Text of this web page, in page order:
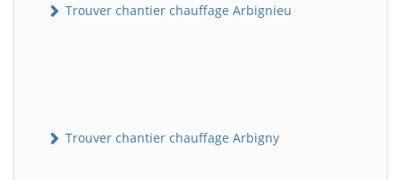
Trouver chantier chauffage Arbignieu
Trouver chantier chauffage Arbigny